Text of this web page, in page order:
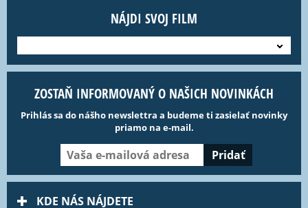
NÁJDI SVOJ FILM
ZOSTAŇ INFORMOVANÝ O NAŠICH NOVINKÁCH
Prihlás sa do nášho newslettra a budeme ti zasielať novinky
priamo na e-mail.
KDE NÁS NÁJDETE